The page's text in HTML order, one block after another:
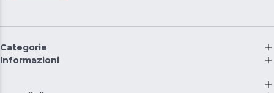
Categorie
Informazioni